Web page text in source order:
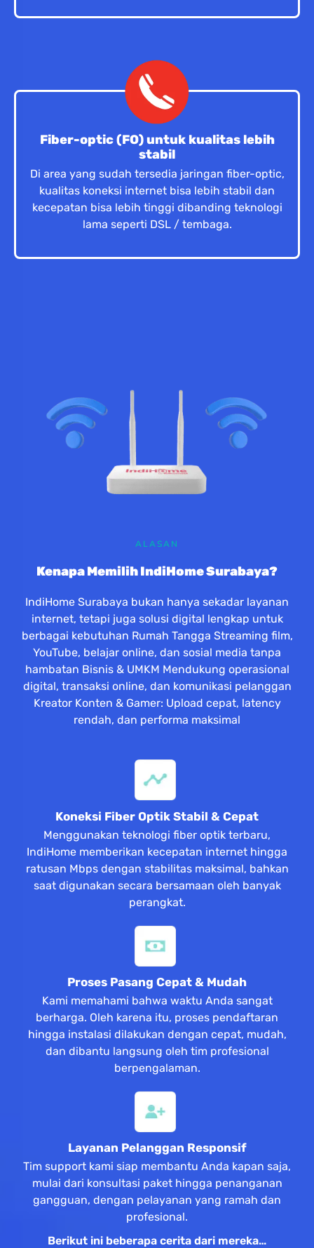
Fiber-optic (FO) untuk kualitas lebih
stabil
Di area yang sudah tersedia jaringan fiber-optic,
kualitas koneksi internet bisa lebih stabil dan
kecepatan bisa lebih tinggi dibanding teknologi
lama seperti DSL / tembaga.
ALASAN
Kenapa Memilih IndiHome Surabaya?
IndiHome Surabaya bukan hanya sekadar layanan
internet, tetapi juga solusi digital lengkap untuk
berbagai kebutuhan Rumah Tangga Streaming film,
YouTube, belajar online, dan sosial media tanpa
hambatan Bisnis & UMKM Mendukung operasional
digital, transaksi online, dan komunikasi pelanggan
Kreator Konten & Gamer: Upload cepat, latency
rendah, dan performa maksimal
Koneksi Fiber Optik Stabil & Cepat
Menggunakan teknologi fiber optik terbaru,
IndiHome memberikan kecepatan internet hingga
ratusan Mbps dengan stabilitas maksimal, bahkan
saat digunakan secara bersamaan oleh banyak
perangkat.
Proses Pasang Cepat & Mudah
Kami memahami bahwa waktu Anda sangat
berharga. Oleh karena itu, proses pendaftaran
hingga instalasi dilakukan dengan cepat, mudah,
dan dibantu langsung oleh tim profesional
berpengalaman.
Layanan Pelanggan Responsif
Tim support kami siap membantu Anda kapan saja,
mulai dari konsultasi paket hingga penanganan
gangguan, dengan pelayanan yang ramah dan
profesional.
Berikut ini beberapa cerita dari mereka…